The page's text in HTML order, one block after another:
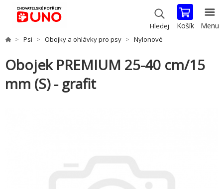
Hledej Košík Menu
Psi Obojky a ohlávky pro psy Nylonové
Obojek PREMIUM 25-40 cm/15
mm (S) - grafit